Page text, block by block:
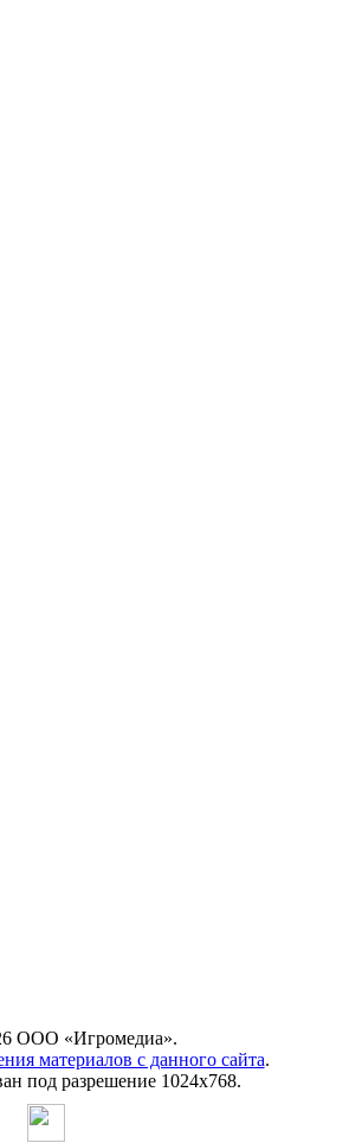
ООО «Игромедиа».
материалов с данного сайта.
под разрешение 1024х768.